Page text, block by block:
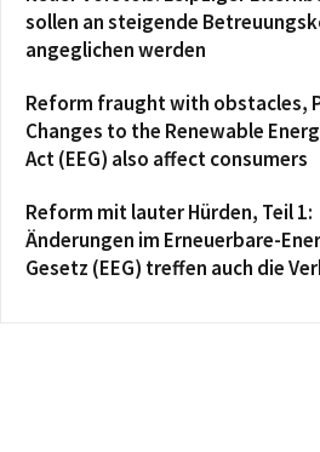
sollen an steigende
angeglichen werden
Reform fraught with obstacles,
Changes to the Renewable
Act (EEG) also affect consumers
Reform mit lauter Hürden, Teil 1:
Änderungen im Erneuerbare-
Gesetz (EEG) treffen auch die